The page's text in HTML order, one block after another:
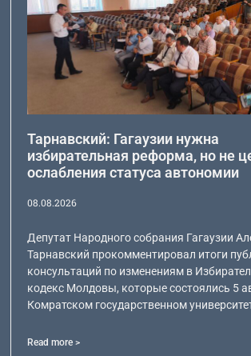
Тарнавский: Гагаузии нужна
избирательная реформа, но не
ослабления статуса автономии
08.08.2026
Депутат Народного собрания Гагаузии
Тарнавский прокомментировал итоги
консультаций по изменениям в
кодекс Молдовы, которые состоялись 5
Комратском государственном
Read more >